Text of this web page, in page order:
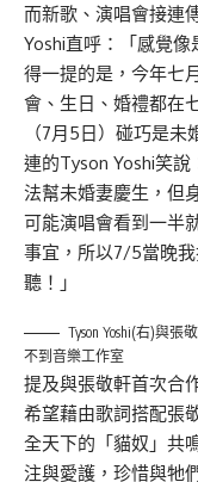
而新歌、演唱會接連
Yoshi直呼：「感覺
得一提的是，今年七
會、生日、婚禮都在
（7月5日）碰巧是
連的Tyson Yoshi笑說
法幫未婚妻慶生，但
可能演唱會看到一半
事宜，所以7/5當晚
聽！」
Tyson Yoshi(右)與
不到音樂工作室
提及與張敬軒首次合
希望藉由歌詞搭配張
全天下的「貓奴」共
注與愛護，珍惜與牠